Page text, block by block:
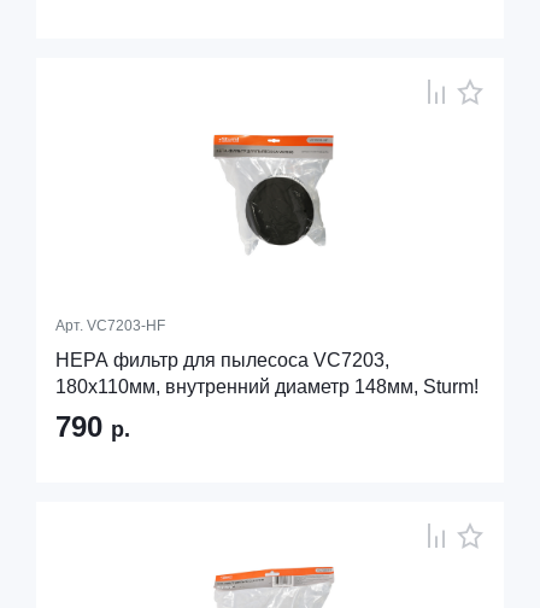
Арт. VC7203-HF
HEPA фильтр для пылесоса VC7203,
180х110мм, внутренний диаметр 148мм, Sturm!
790 р.